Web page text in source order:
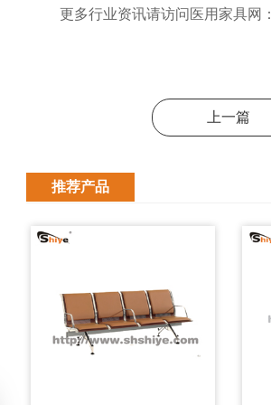
更多行业资讯请访问医用家具网：
上一篇
推荐产品